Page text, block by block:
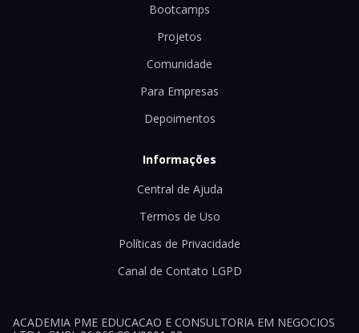
Bootcamps
Projetos
Comunidade
Para Empresas
Depoimentos
Informações
Central de Ajuda
Termos de Uso
Políticas de Privacidade
Canal de Contato LGPD
ACADEMIA PME EDUCACAO E CONSULTORIA EM NEGOCIOS